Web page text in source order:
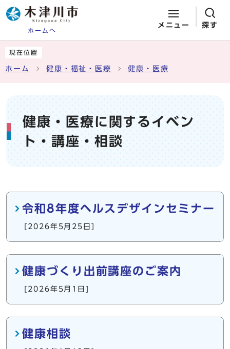
ホームへ
メニュー 探す
現在位置
ホーム 健康・福祉・医療 健康・医療
健康・医療に関するイベン
ト・講座・相談
メインメニュー
令和8年度ヘルスデザインセミナー
[2026年5月25日]
健康づくり出前講座のご案内
[2026年5月1日]
健康相談